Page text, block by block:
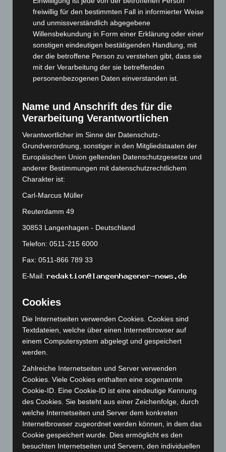
März 2025(111)
Februar 2025(96)
Januar 2025(88)
Dezember 2024(89)
November 2024(94)
September 2024 (112)
August 2024(107)
Juli 2024(89)
Juni 2024(107)
Mai 2024
(149)
April 2024(102)
März 2024(103)
Februar 2024(103)
Januar 2024(111)
Dezember 2023(130)
August 2023(134)
Juli 2023
(118)
Juni 2023(142)
Mai 2023(139)
März 2023 (174)
Februar 2023(154)
Januar 2023(140)
Dezember 2022(130)
November 2022(167)
freiwillig für den bestimmten Fall in informierter Weise
und unmissverständlich abgegebene
Willensbekundung in Form einer Erklärung oder einer
sonstigen eindeutigen bestätigenden Handlung, mit
der die betroffene Person zu verstehen gibt, dass sie
mit der Verarbeitung der sie betreffenden
personenbezogenen Daten einverstanden ist.
Name und Anschrift des für die
Verarbeitung Verantwortlichen
Verantwortlicher im Sinne der Datenschutz-
Grundverordnung, sonstiger in den Mitgliedstaaten der
Europäischen Union geltenden Datenschutzgesetze und
anderer Bestimmungen mit datenschutzrechtlichem
Charakter ist:
Carl-Marcus Müller
Reuterdamm 49
30853 Langenhagen - Deutschland
Telefon: 0511-215 6000
Fax: 0511-866 789 33
E-Mail:
Cookies
Die Internetseiten verwenden Cookies. Cookies sind
Textdateien, welche über einen Internetbrowser auf
einem Computersystem abgelegt und gespeichert
werden.
Zahlreiche Internetseiten und Server verwenden
Cookies. Viele Cookies enthalten eine sogenannte
Cookie-ID. Eine Cookie-ID ist eine eindeutige Kennung
des Cookies. Sie besteht aus einer Zeichenfolge, durch
welche Internetseiten und Server dem konkreten
Internetbrowser zugeordnet werden können, in dem das
Cookie gespeichert wurde. Dies ermöglicht es den
besuchten Internetseiten und Servern, den individuellen